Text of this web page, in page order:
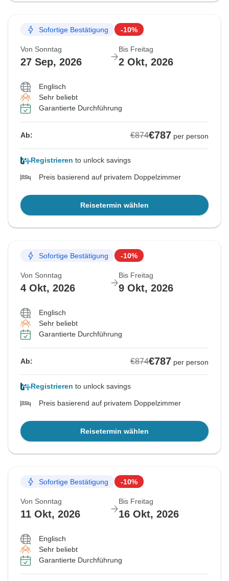
Sofortige Bestätigung -10%
Von Sonntag
27 Sep, 2026
Bis Freitag
2 Okt, 2026
Englisch
Sehr beliebt
Garantierte Durchführung
Ab: €874€787 per person
Registrieren to unlock savings
Preis basierend auf privatem Doppelzimmer
Reisetermin wählen
Sofortige Bestätigung -10%
Von Sonntag
4 Okt, 2026
Bis Freitag
9 Okt, 2026
Englisch
Sehr beliebt
Garantierte Durchführung
Ab: €874€787 per person
Registrieren to unlock savings
Preis basierend auf privatem Doppelzimmer
Reisetermin wählen
Sofortige Bestätigung -10%
Von Sonntag
11 Okt, 2026
Bis Freitag
16 Okt, 2026
Englisch
Sehr beliebt
Garantierte Durchführung